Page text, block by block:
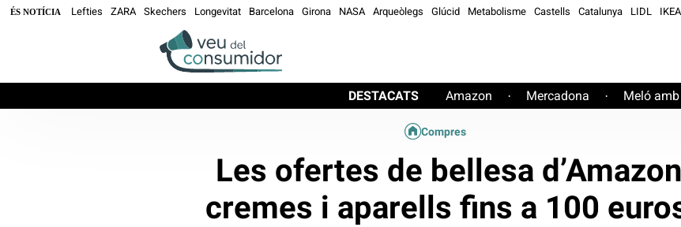
ÉS NOTÍCIA Lefties ZARA Skechers Longevitat Barcelona Girona NASA Arqueòlegs Glúcid Metabolisme Castells Catalunya LIDL IKEA
DESTACATS Amazon · Mercadona · Meló
Compres
Les ofertes de bellesa
cremes i aparells fins a 100